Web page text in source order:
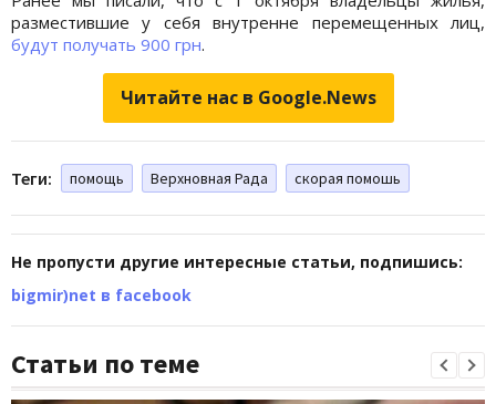
разместившие у себя внутренне перемещенных лиц,
будут получать 900 грн.
Читайте нас в Google.News
Теги: помощь Верхновная Рада скорая помошь
Не пропусти другие интересные статьи, подпишись:
bigmir)net в facebook
Статьи по теме